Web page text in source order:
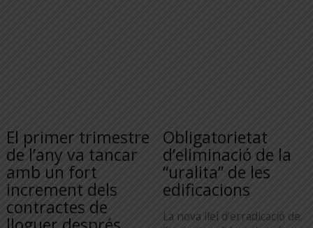
El primer trimestre
de l’any va tancar
amb un fort
increment dels
contractes de
Obligatorietat
d’eliminació de la
“uralita” de les
edificacions
La nova llei d’erradicació de